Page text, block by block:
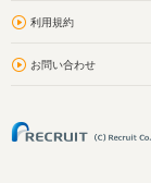
利用規約
お問い合わせ